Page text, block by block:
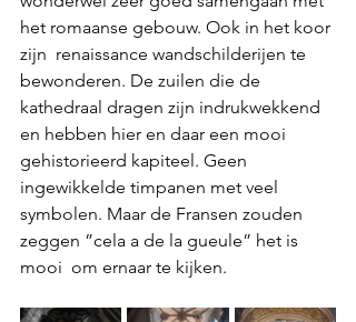
het romaanse gebouw. Ook in het koor
zijn  renaissance wandschilderijen te
bewonderen. De zuilen die de
kathedraal dragen zijn indrukwekkend
en hebben hier en daar een mooi
gehistorieerd kapiteel. Geen
ingewikkelde timpanen met veel
symbolen. Maar de Fransen zouden
zeggen ”cela a de la gueule” het is
mooi  om ernaar te kijken.